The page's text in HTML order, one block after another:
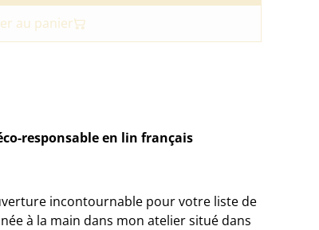
au panier
responsable en lin français
incontournable pour votre liste de
à la main dans mon atelier situé dans